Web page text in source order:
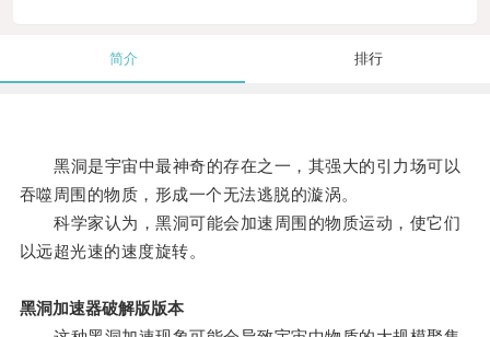
简介 排行
黑洞是宇宙中最神奇的存在之一，其强大的引力场可以
吞噬周围的物质，形成一个无法逃脱的漩涡。
科学家认为，黑洞可能会加速周围的物质运动，使它们
以远超光速的速度旋转。
黑洞加速器破解版版本